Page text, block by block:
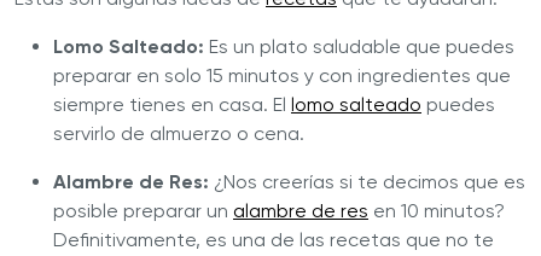
Lomo Salteado: Es un plato saludable que puedes
preparar en solo 15 minutos y con ingredientes que
siempre tienes en casa. El lomo salteado puedes
servirlo de almuerzo o cena.
Alambre de Res: ¿Nos creerías si te decimos que es
posible preparar un alambre de res en 10 minutos?
Definitivamente, es una de las recetas que no te